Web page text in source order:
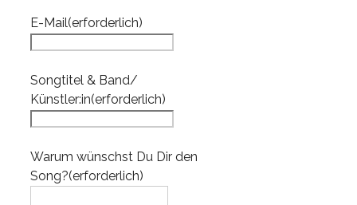
E-Mail(erforderlich)
Songtitel & Band/
Künstler:in(erforderlich)
Warum wünschst Du Dir den
Song?(erforderlich)